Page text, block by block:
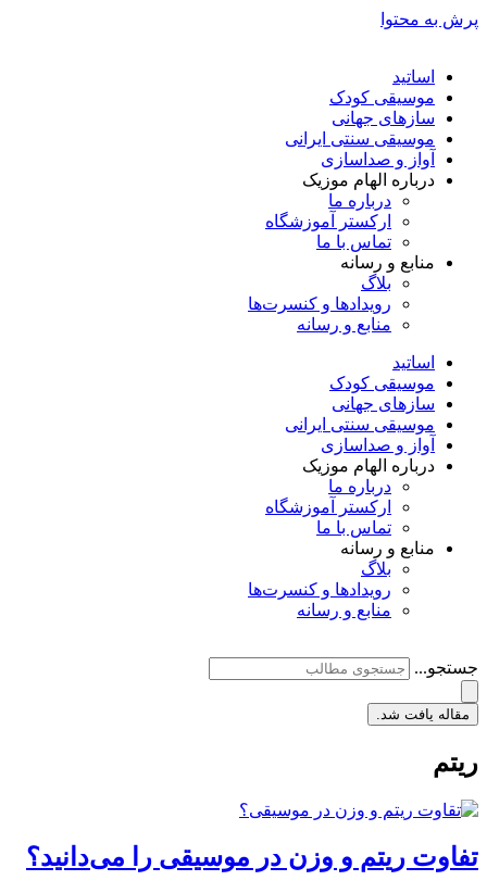
پرش به محتوا
اساتید
موسیقی کودک
سازهای جهانی
موسیقی سنتی ایرانی
آواز و صداسازی
درباره الهام موزیک
درباره ما
ارکستر آموزشگاه
تماس با ما
منابع و رسانه
بلاگ
رویدادها و کنسرت‌ها
منابع و رسانه
اساتید
موسیقی کودک
سازهای جهانی
موسیقی سنتی ایرانی
آواز و صداسازی
درباره الهام موزیک
درباره ما
ارکستر آموزشگاه
تماس با ما
منابع و رسانه
بلاگ
رویدادها و کنسرت‌ها
منابع و رسانه
جستجو...
مقاله یافت شد.
ریتم
تفاوت ریتم و وزن در موسیقی را می‌دانید؟